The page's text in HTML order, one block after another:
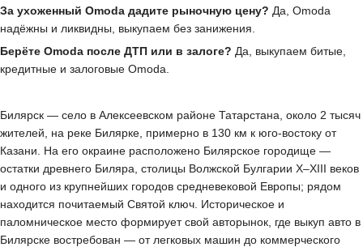
За ухоженный Omoda дадите рыночную цену? Да, Omoda
надёжны и ликвидны, выкупаем без занижения.
Берёте Omoda после ДТП или в залоге? Да, выкупаем битые,
кредитные и залоговые Omoda.
Билярск — село в Алексеевском районе Татарстана, около 2 тысяч
жителей, на реке Билярке, примерно в 130 км к юго-востоку от
Казани. На его окраине расположено Билярское городище —
остатки древнего Биляра, столицы Волжской Булгарии X–XIII веков
и одного из крупнейших городов средневековой Европы; рядом
находится почитаемый Святой ключ. Историческое и
паломническое место формирует свой авторынок, где выкуп авто в
Билярске востребован — от легковых машин до коммерческого